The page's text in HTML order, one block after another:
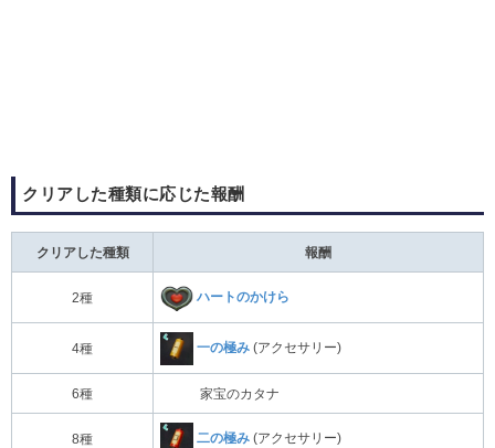
クリアした種類に応じた報酬
クリアした種類 報酬
2種 ハートのかけら
4種 一の極み (アクセサリー)
6種 家宝のカタナ
8種 二の極み (アクセサリー)